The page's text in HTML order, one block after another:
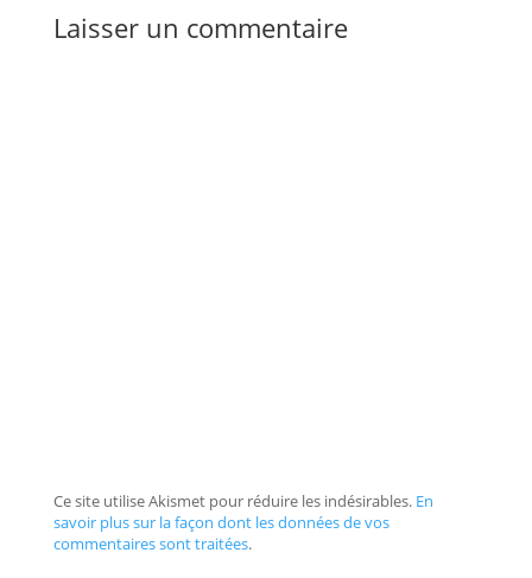
Laisser un commentaire
Ce site utilise Akismet pour réduire les indésirables. En
savoir plus sur la façon dont les données de vos
commentaires sont traitées.